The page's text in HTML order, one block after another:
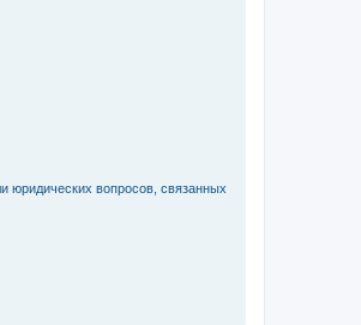
юридических вопросов, связанных